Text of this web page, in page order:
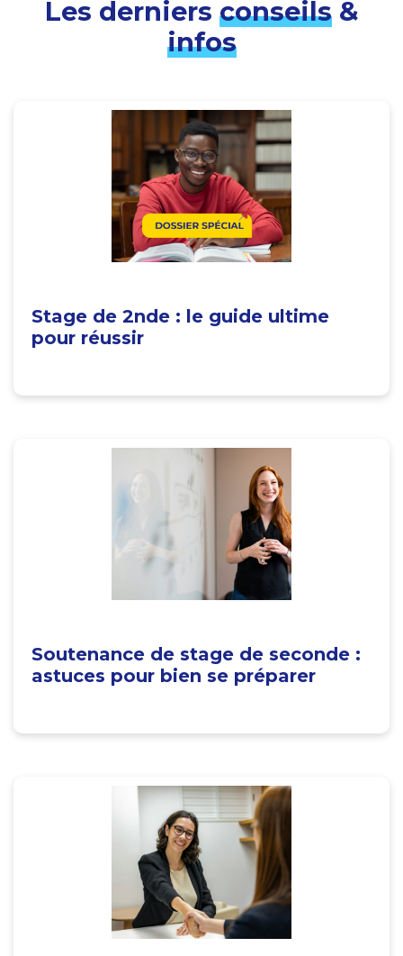
Les derniers conseils&
infos
Stage de 2nde : le guide ultime
pour réussir
Soutenance de stage de seconde :
astuces pour bien se préparer